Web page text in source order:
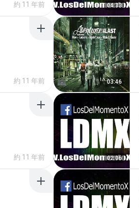
約 11 年前 04:33
約 11 年前 03:46
約 11 年前 02:06